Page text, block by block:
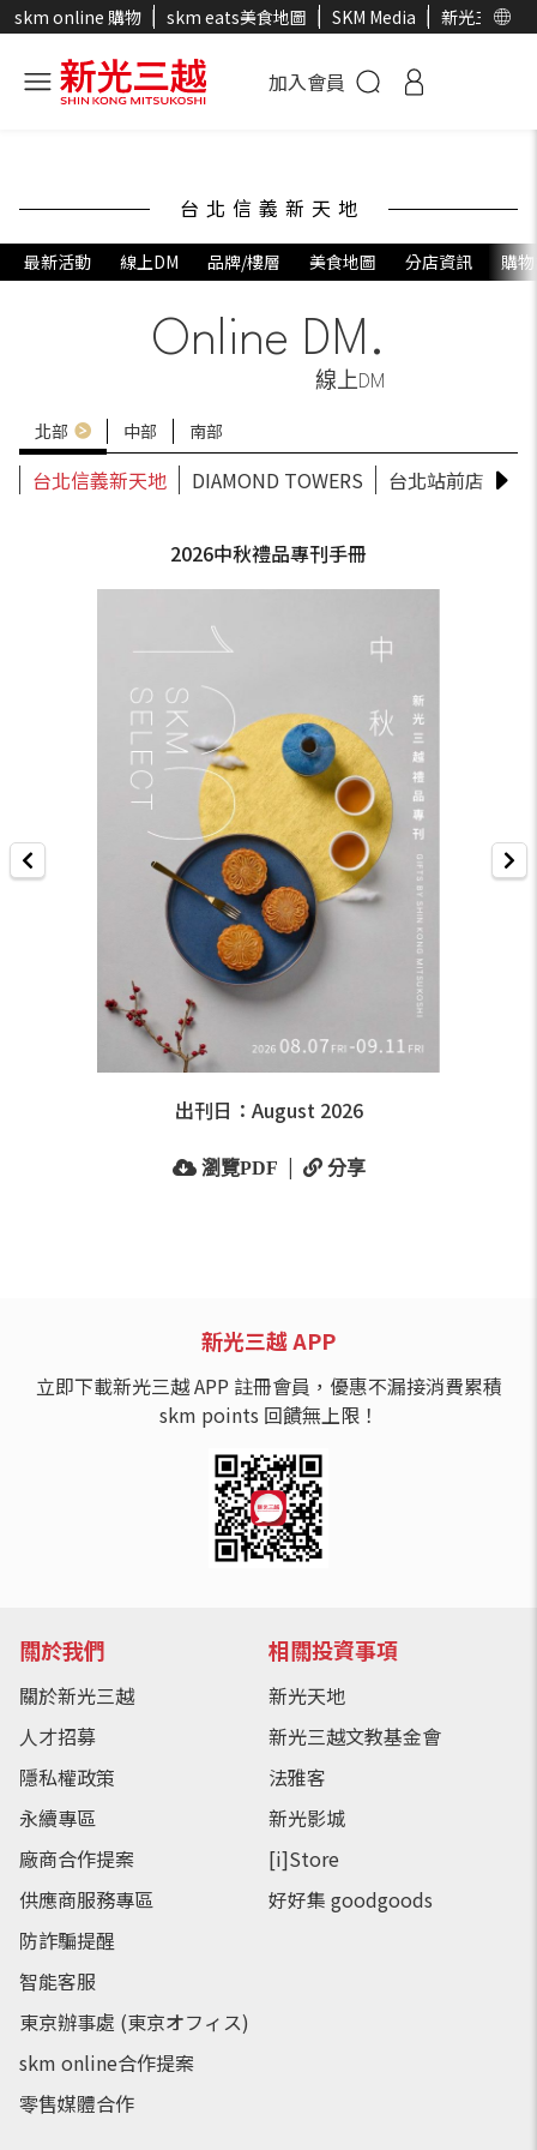
skm online 購物 skm eats美食地圖 SKM Media 新光三越官
加入會員
台北信義新天地
最新活動 線上DM 品牌/樓層 美食地圖 分店資訊 購
Online DM.
線上DM
北部 中部 南部
台北信義新天地 DIAMOND TOWERS 台北站前店
2026中秋禮品專刊手冊
出刊日： August 2026
瀏覽PDF | 分享
新光三越 APP
立即下載新光三越 APP 註冊會員，優惠不漏接消費累積
skm points 回饋無上限！
關於我們
關於新光三越
人才招募
隱私權政策
永續專區
廠商合作提案
供應商服務專區
防詐騙提醒
智能客服
東京辦事處 (東京オフィス)
skm online合作提案
零售媒體合作
相關投資事項
新光天地
新光三越文教基金會
法雅客
新光影城
[i]Store
好好集 goodgoods